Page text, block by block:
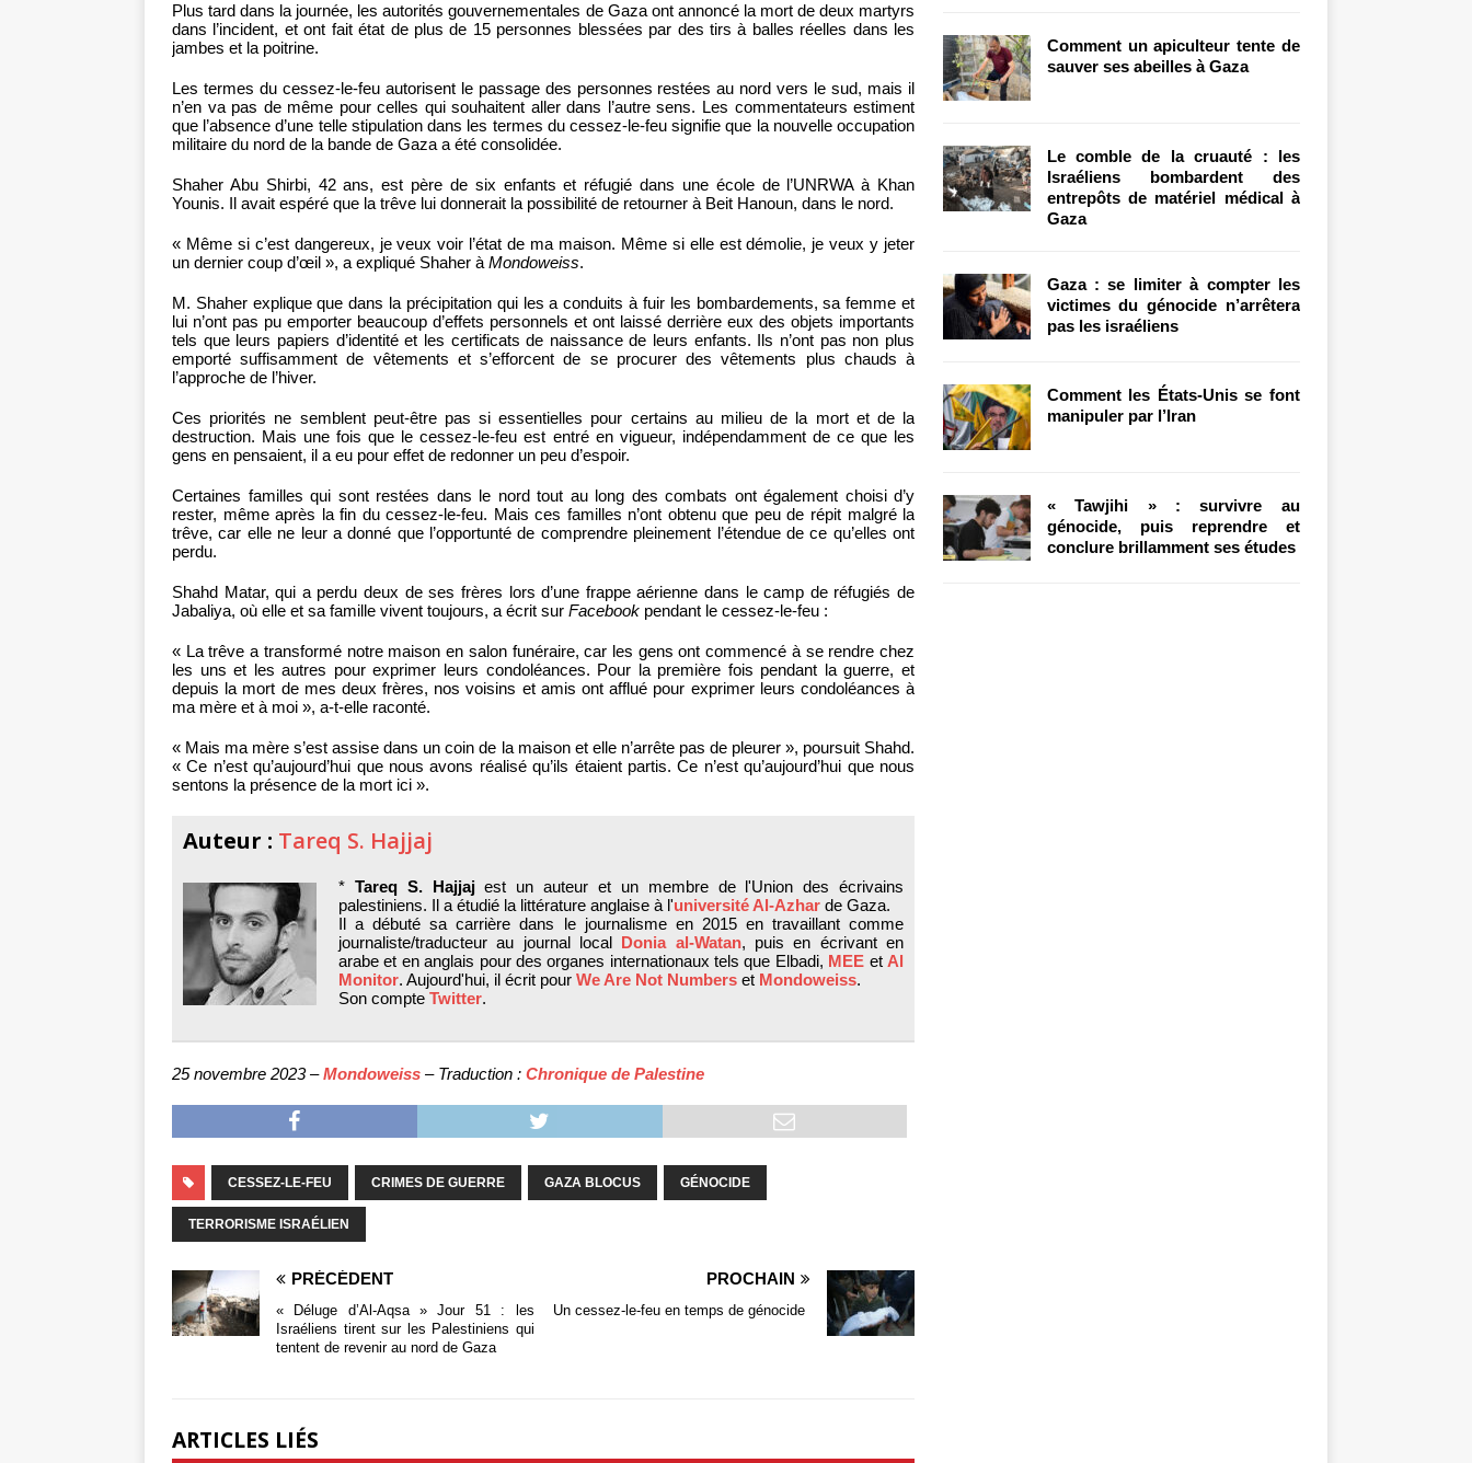
Plus tard dans la journée, les autorités gouvernementales de Gaza ont annoncé la mort de deux martyrs
dans l’incident, et ont fait état de plus de 15 personnes blessées par des tirs à balles réelles dans les
jambes et la poitrine.
Les termes du cessez-le-feu autorisent le passage des personnes restées au nord vers le sud, mais il
n’en va pas de même pour celles qui souhaitent aller dans l’autre sens. Les commentateurs estiment
que l’absence d’une telle stipulation dans les termes du cessez-le-feu signifie que la nouvelle occupation
militaire du nord de la bande de Gaza a été consolidée.
Shaher Abu Shirbi, 42 ans, est père de six enfants et réfugié dans une école de l’UNRWA à Khan
Younis. Il avait espéré que la trêve lui donnerait la possibilité de retourner à Beit Hanoun, dans le nord.
« Même si c’est dangereux, je veux voir l’état de ma maison. Même si elle est démolie, je veux y jeter
un dernier coup d’œil », a expliqué Shaher à Mondoweiss.
M. Shaher explique que dans la précipitation qui les a conduits à fuir les bombardements, sa femme et
lui n’ont pas pu emporter beaucoup d’effets personnels et ont laissé derrière eux des objets importants
tels que leurs papiers d’identité et les certificats de naissance de leurs enfants. Ils n’ont pas non plus
emporté suffisamment de vêtements et s’efforcent de se procurer des vêtements plus chauds à
l’approche de l’hiver.
Ces priorités ne semblent peut-être pas si essentielles pour certains au milieu de la mort et de la
destruction. Mais une fois que le cessez-le-feu est entré en vigueur, indépendamment de ce que les
gens en pensaient, il a eu pour effet de redonner un peu d’espoir.
Certaines familles qui sont restées dans le nord tout au long des combats ont également choisi d’y
rester, même après la fin du cessez-le-feu. Mais ces familles n’ont obtenu que peu de répit malgré la
trêve, car elle ne leur a donné que l’opportunté de comprendre pleinement l’étendue de ce qu’elles ont
perdu.
Shahd Matar, qui a perdu deux de ses frères lors d’une frappe aérienne dans le camp de réfugiés de
Jabaliya, où elle et sa famille vivent toujours, a écrit sur Facebook pendant le cessez-le-feu :
« La trêve a transformé notre maison en salon funéraire, car les gens ont commencé à se rendre chez
les uns et les autres pour exprimer leurs condoléances. Pour la première fois pendant la guerre, et
depuis la mort de mes deux frères, nos voisins et amis ont afflué pour exprimer leurs condoléances à
ma mère et à moi », a-t-elle raconté.
« Mais ma mère s’est assise dans un coin de la maison et elle n’arrête pas de pleurer », poursuit Shahd.
« Ce n’est qu’aujourd’hui que nous avons réalisé qu’ils étaient partis. Ce n’est qu’aujourd’hui que nous
sentons la présence de la mort ici ».
Auteur : Tareq S. Hajjaj
* Tareq S. Hajjajest un auteur et un membre de l'Union des écrivains
palestiniens. Il a étudié la littérature anglaise à l'université Al-Azhar de Gaza.
Il a débuté sa carrière dans le journalisme en 2015 en travaillant comme
journaliste/traducteur au journal local Donia al-Watan, puis en écrivant en
arabe et en anglais pour des organes internationaux tels que Elbadi, MEE et Al
Monitor. Aujourd'hui, il écrit pour We Are Not Numbers et Mondoweiss.
Son compte Twitter.
25 novembre 2023 –Mondoweiss – Traduction : Chronique de Palestine
CESSEZ-LE-FEU CRIMES DE GUERRE GAZA BLOCUS GÉNOCIDE
TERRORISME ISRAÉLIEN
PRÉCÉDENT
« Déluge d’Al-Aqsa » Jour 51 : les
Israéliens tirent sur les Palestiniens qui
tentent de revenir au nord de Gaza
PROCHAIN
Un cessez-le-feu en temps de génocide
ARTICLES LIÉS
Comment un apiculteur tente de
sauver ses abeilles à Gaza
Le comble de la cruauté : les
Israéliens bombardent des
entrepôts de matériel médical à
Gaza
Gaza : se limiter à compter les
victimes du génocide n’arrêtera
pas les israéliens
Comment les États-Unis se font
manipuler par l’Iran
« Tawjihi » : survivre au
génocide, puis reprendre et
conclure brillamment ses études